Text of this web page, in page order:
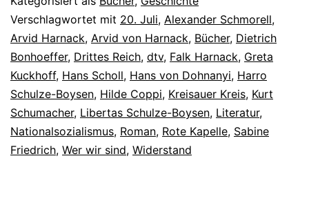
Verschlagwortet mit 20. Juli, Alexander Schmorell,
Arvid Harnack, Arvid von Harnack, Bücher, Dietrich
Bonhoeffer, Drittes Reich, dtv, Falk Harnack, Greta
Kuckhoff, Hans Scholl, Hans von Dohnanyi, Harro
Schulze-Boysen, Hilde Coppi, Kreisauer Kreis, Kurt
Schumacher, Libertas Schulze-Boysen, Literatur,
Nationalsozialismus, Roman, Rote Kapelle, Sabine
Friedrich, Wer wir sind, Widerstand